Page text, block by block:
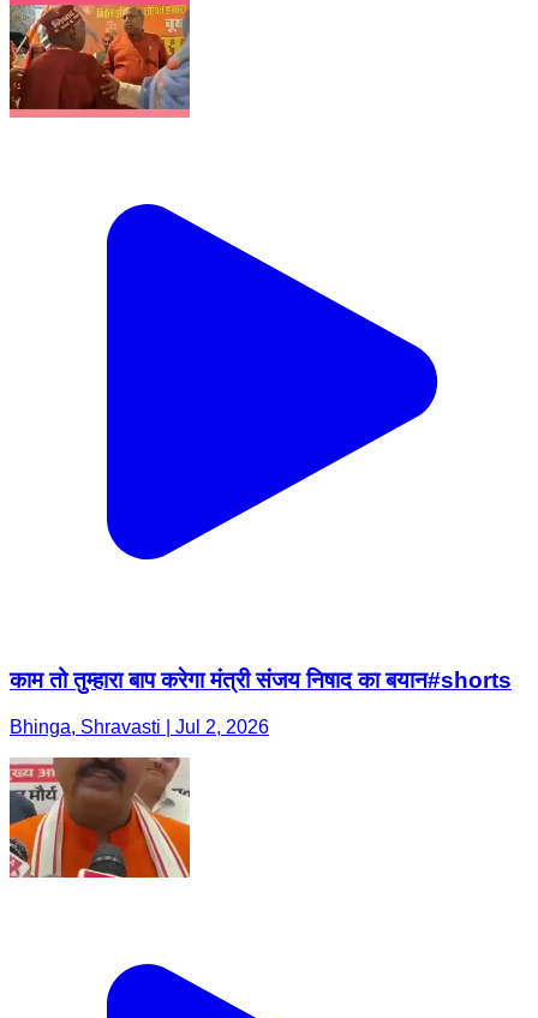
काम तो तुम्हारा बाप करेगा मंत्री संजय निषाद का बयान#shorts
Bhinga, Shravasti | Jul 2, 2026